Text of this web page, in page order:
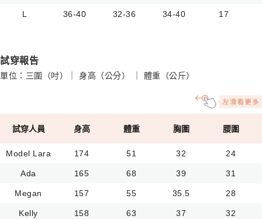
L 36-40 32-36 34-40 17
試穿報告
單位：三圍（吋）｜ 身高（公分） ｜ 體重（公斤）
試穿人員 身高 體重 胸圍 腰圍
Model Lara 174 51 32 24
Ada 165 68 39 31
Megan 157 55 35.5 28
Kelly 158 63 37 32